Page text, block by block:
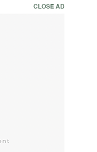
CLOSE AD